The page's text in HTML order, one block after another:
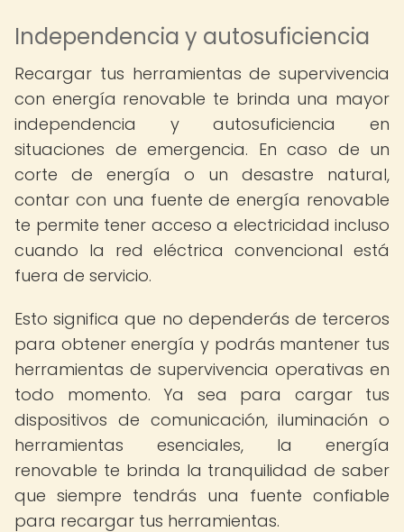
Independencia y autosuficiencia
Recargar tus herramientas de supervivencia
con energía renovable te brinda una mayor
independencia y autosuficiencia en
situaciones de emergencia. En caso de un
corte de energía o un desastre natural,
contar con una fuente de energía renovable
te permite tener acceso a electricidad incluso
cuando la red eléctrica convencional está
fuera de servicio.
Esto significa que no dependerás de terceros
para obtener energía y podrás mantener tus
herramientas de supervivencia operativas en
todo momento. Ya sea para cargar tus
dispositivos de comunicación, iluminación o
herramientas esenciales, la energía
renovable te brinda la tranquilidad de saber
que siempre tendrás una fuente confiable
para recargar tus herramientas.